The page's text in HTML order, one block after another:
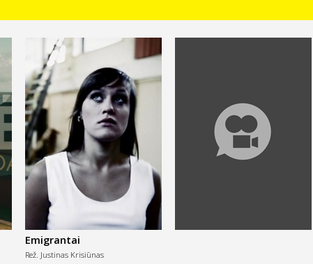
Emigrantai
Rež. Justinas Krisiūnas